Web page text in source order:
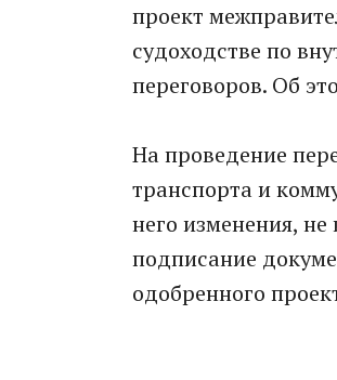
проект
судоходстве по
переговоров. Об
На проведение
транспорта и
него изменения,
подписание
одобренного